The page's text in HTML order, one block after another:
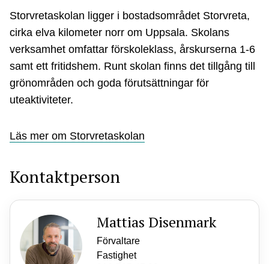
Storvretaskolan ligger i bostadsområdet Storvreta,
cirka elva kilometer norr om Uppsala. Skolans
verksamhet omfattar förskoleklass, årskurserna 1-6
samt ett fritidshem. Runt skolan finns det tillgång till
grönområden och goda förutsättningar för
uteaktiviteter.
Läs mer om Storvretaskolan
Kontaktperson
Mattias Disenmark
Förvaltare
Fastighet